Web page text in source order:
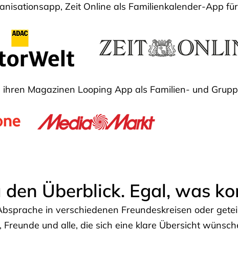
Zeit Online als Familienkalender-App
Magazinen Looping App als Familien- und
Überblick. Egal, was
in verschiedenen Freundeskreisen oder
und alle, die sich eine klare Übersicht